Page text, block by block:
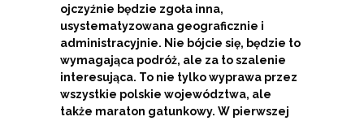
ojczyźnie będzie zgoła inna,
usystematyzowana geograficznie i
administracyjnie. Nie bójcie się, będzie to
wymagająca podróż, ale za to szalenie
interesująca. To nie tylko wyprawa przez
wszystkie polskie województwa, ale
także maraton gatunkowy. W pierwszej